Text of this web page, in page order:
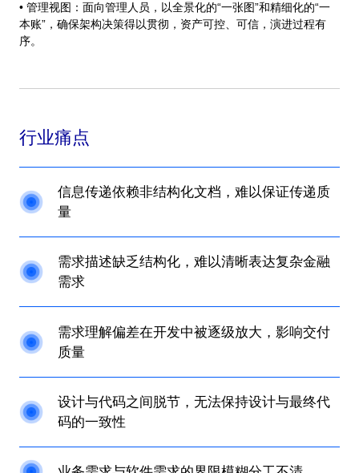
• 管理视图：面向管理人员，以全景化的“一张图”和精细化的“一
本账”，确保架构决策得以贯彻，资产可控、可信，演进过程有
序。
行业痛点
信息传递依赖非结构化文档，难以保证传递质
量
需求描述缺乏结构化，难以清晰表达复杂金融
需求
需求理解偏差在开发中被逐级放大，影响交付
质量
设计与代码之间脱节，无法保持设计与最终代
码的一致性